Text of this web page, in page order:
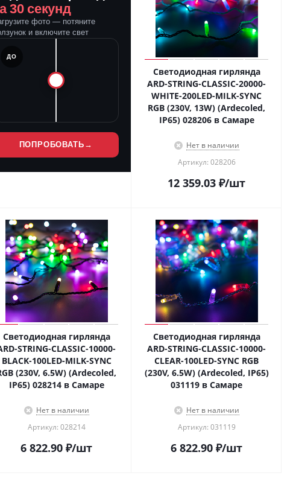
30 секунд
фото — потяните
и включите свет
ДО
ПОПРОБОВАТЬ →
Светодиодная гирлянда
ARD-STRING-CLASSIC-20000-
WHITE-200LED-MILK-SYNC
RGB (230V, 13W) (Ardecoled,
IP65) 028206 в Самаре
Нет в наличии
Артикул: 028206
12 359.03 ₽/шт
Светодиодная гирлянда
STRING-CLASSIC-10000-
BLACK-100LED-MILK-SYNC
(230V, 6.5W) (Ardecoled,
IP65) 028214 в Самаре
Нет в наличии
Артикул: 028214
6 822.90 ₽/шт
Светодиодная гирлянда
ARD-STRING-CLASSIC-10000-
CLEAR-100LED-SYNC RGB
(230V, 6.5W) (Ardecoled, IP65)
031119 в Самаре
Нет в наличии
Артикул: 031119
6 822.90 ₽/шт